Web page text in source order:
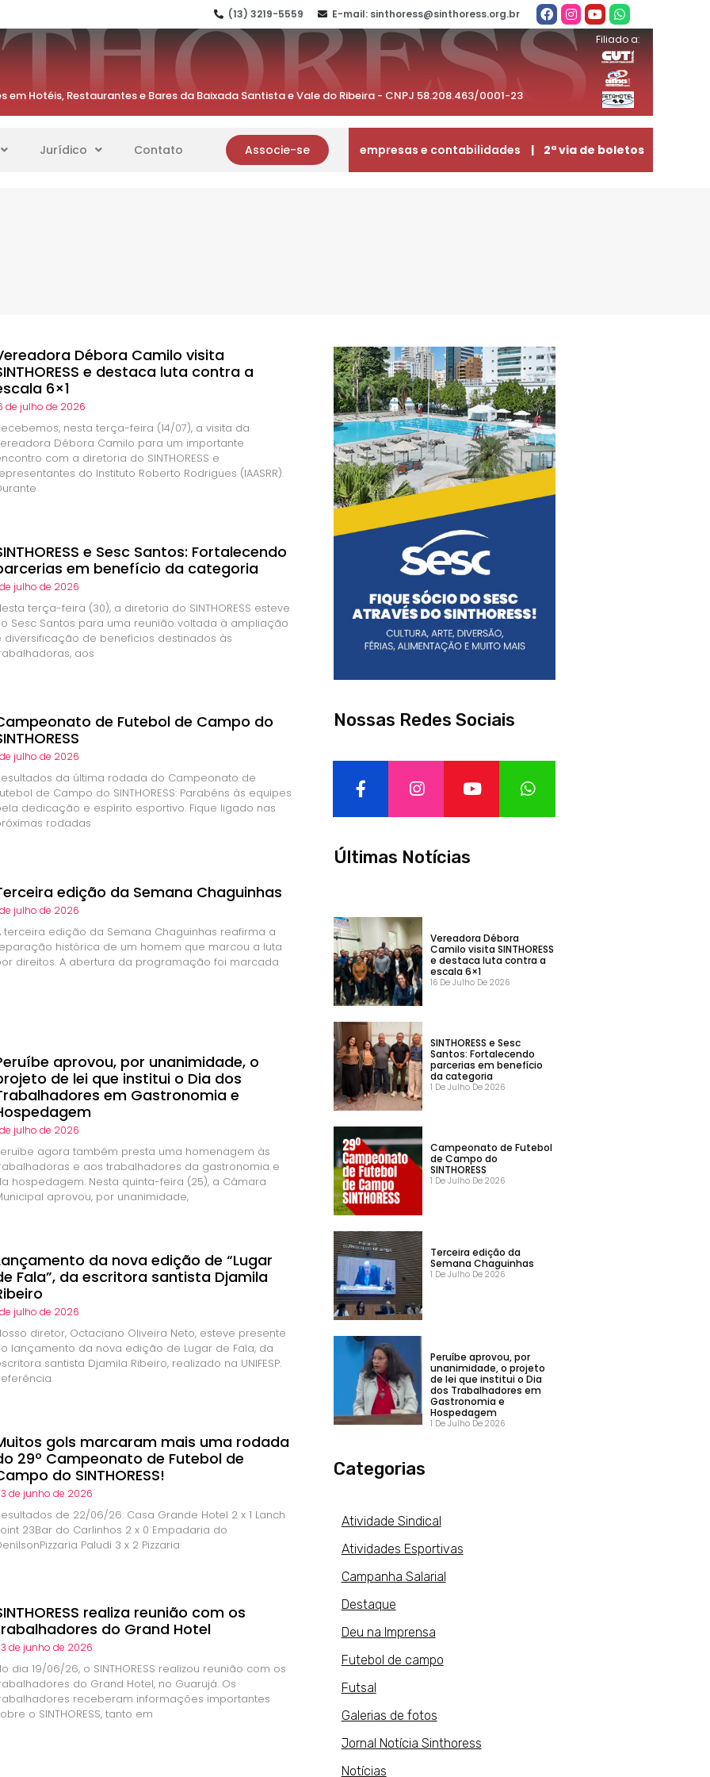
(13) 3219-5559 E-mail: sinthoress@sinthoress.org.br
Hotéis, Restaurantes e Bares da Baixada Santista e Vale do Ribeira - CNPJ 58.208.463/0001-23
Filiado a:
Jurídico Contato Associe-se empresas e contabilidades | 2ª via de boletos
Débora Camilo visita
e destaca luta contra a
6×1
de julho de 2026
nesta terça-feira (14/07), a visita da
Débora Camilo para um importante
com a diretoria do SINTHORESS e
do Instituto Roberto Rodrigues (IAASRR).
e Sesc Santos: Fortalecendo
em benefício da categoria
de julho de 2026
terça-feira (30), a diretoria do SINTHORESS esteve
Sesc Santos para uma reunião voltada à ampliação
diversificação de benefícios destinados às
aos
de Futebol de Campo do
de julho de 2026
da última rodada do Campeonato de
de Campo do SINTHORESS: Parabéns às equipes
dedicação e espírito esportivo. Fique ligado nas
rodadas
edição da Semana Chaguinhas
de julho de 2026
terceira edição da Semana Chaguinhas reafirma a
histórica de um homem que marcou a luta
direitos. A abertura da programação foi marcada
aprovou, por unanimidade, o
de lei que institui o Dia dos
em Gastronomia e
de julho de 2026
agora também presta uma homenagem às
e aos trabalhadores da gastronomia e
hospedagem. Nesta quinta-feira (25), a Câmara
aprovou, por unanimidade,
da nova edição de “Lugar
Fala”, da escritora santista Djamila
de julho de 2026
diretor, Octaciano Oliveira Neto, esteve presente
lançamento da nova edição de Lugar de Fala, da
santista Djamila Ribeiro, realizado na UNIFESP.
gols marcaram mais uma rodada
29º Campeonato de Futebol de
do SINTHORESS!
de junho de 2026
de 22/06/26: Casa Grande Hotel 2 x 1 Lanch
23Bar do Carlinhos 2 x 0 Empadaria do
Paludi 3 x 2 Pizzaria
realiza reunião com os
do Grand Hotel
de junho de 2026
dia 19/06/26, o SINTHORESS realizou reunião com os
do Grand Hotel, no Guarujá. Os
receberam informações importantes
o SINTHORESS, tanto em
Nossas Redes Sociais
Últimas Notícias
Vereadora Débora
Camilo visita SINTHORESS
e destaca luta contra a
escala 6×1
16 De Julho De 2026
SINTHORESS e Sesc
Santos: Fortalecendo
parcerias em benefício
da categoria
1 De Julho De 2026
Campeonato de Futebol
de Campo do
SINTHORESS
1 De Julho De 2026
Terceira edição da
Semana Chaguinhas
1 De Julho De 2026
Peruíbe aprovou, por
unanimidade, o projeto
de lei que institui o Dia
dos Trabalhadores em
Gastronomia e
Hospedagem
1 De Julho De 2026
Categorias
Atividade Sindical
Atividades Esportivas
Campanha Salarial
Destaque
Deu na Imprensa
Futebol de campo
Futsal
Galerias de fotos
Jornal Notícia Sinthoress
Notícias